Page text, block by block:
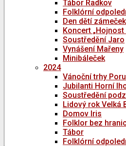
Tábor Radkov
Folklórní
Den dětí
Koncert
Soustředění Jaro
Vynášení Mařeny
Minibáleček
2024
Vánoční trhy
Jubilanti Horní
Soustředění
Lidový rok Velká
Domov Iris
Folklor bez
Tábor
Folklórní